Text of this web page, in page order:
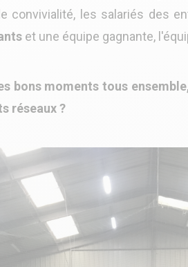
convivialité, les salariés des
et une équipe gagnante,
bons moments tous
réseaux ?